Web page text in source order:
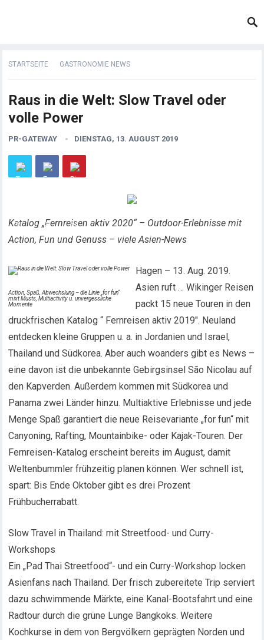
STARTSEITE GASTRONOMIE NEWS
Raus in die Welt: Slow Travel oder
volle Power
PR-GATEWAY DIENSTAG, 13. AUGUST 2019
Katalog „Fernreisen aktiv 2020“ – Outdoor-Erlebnisse mit
Action, Fun und Genuss – viele Asien-News
Action, Spaß, Abwechslung – die Linie „for fun“
mixt Musts, Multiactivity u. unvergessliche
Momente
Hagen – 13. Aug. 2019.
Asien ruft … Wikinger Reisen
packt 15 neue Touren in den
druckfrischen Katalog “ Fernreisen aktiv 2019″. Neuland
entdecken kleine Gruppen u. a. in Jordanien und Israel,
Thailand und Südkorea. Aber auch woanders gibt es News –
eine davon ist die unbekannte Gebirgsinsel São Nicolau auf
den Kapverden. Außerdem kommen mit Südkorea und
Panama zwei Länder hinzu. Multiaktive Erlebnisse und jede
Menge Spaß garantiert die neue Reisevariante „for fun“ mit
Canyoning, Rafting, Mountainbike- oder Kajak-Touren. Der
Fernreisen-Katalog erscheint bereits im August, damit
Weltenbummler frühzeitig planen können. Wer schnell ist,
spart: Bis Ende Oktober gibt es drei Prozent
Frühbucherrabatt.
Slow Travel in Thailand: mit Streetfood- und Curry-
Workshops
Ein „Pad Thai Streetfood“- und ein Curry-Workshop locken
Asienfans nach Thailand. Der frisch zubereitete Trip serviert
dazu schwimmende Märkte, eine Kanal-Bootsfahrt und eine
Radtour durch die grüne Lunge Bangkoks. Weitere
Kochkurse in dem von Bergvölkern geprägten Norden und